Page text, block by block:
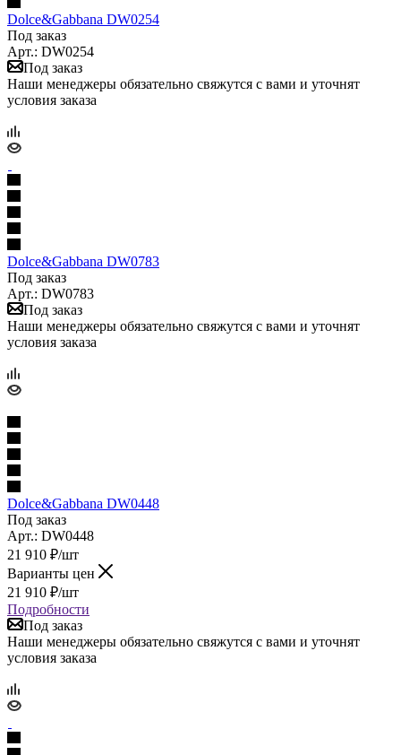
Dolce&Gabbana DW0254
Под заказ
Арт.: DW0254
Под заказ
Наши менеджеры обязательно свяжутся с вами и уточнят
условия заказа
Dolce&Gabbana DW0783
Под заказ
Арт.: DW0783
Под заказ
Наши менеджеры обязательно свяжутся с вами и уточнят
условия заказа
Dolce&Gabbana DW0448
Под заказ
Арт.: DW0448
21 910 ₽/шт
Варианты цен
21 910 ₽/шт
Подробности
Под заказ
Наши менеджеры обязательно свяжутся с вами и уточнят
условия заказа